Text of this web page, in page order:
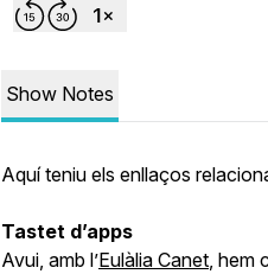
Show Notes
Aquí teniu els enllaços
Tastet d’apps
Avui, amb l’Eulàlia Canet, hem